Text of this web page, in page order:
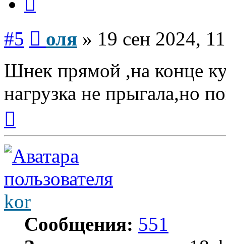
#5 оля » 19 сен 2024,
Шнек прямой ,на конце
нагрузка не прыгала,но
началу
kor
Сообщения: 551